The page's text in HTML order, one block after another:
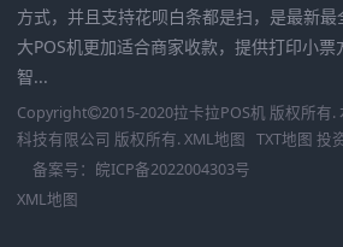
方式，并且支持花呗白条都是扫，是最新
大POS机更加适合商家收款，提供打印小
智...
Copyright 2015-2020拉卡拉POS机 版权所有.
科技有限公司 版权所有. XML地图 TXT地图 投
备案号： 皖ICP备2022004303号
XML地图